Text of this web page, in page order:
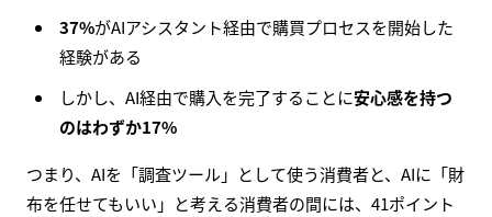
37%がAIアシスタント経由で購買プロセスを開始した
経験がある
しかし、AI経由で購入を完了することに安心感を持つ
のはわずか17%
つまり、AIを「調査ツール」として使う消費者と、AIに「財
布を任せてもいい」と考える消費者の間には、41ポイント